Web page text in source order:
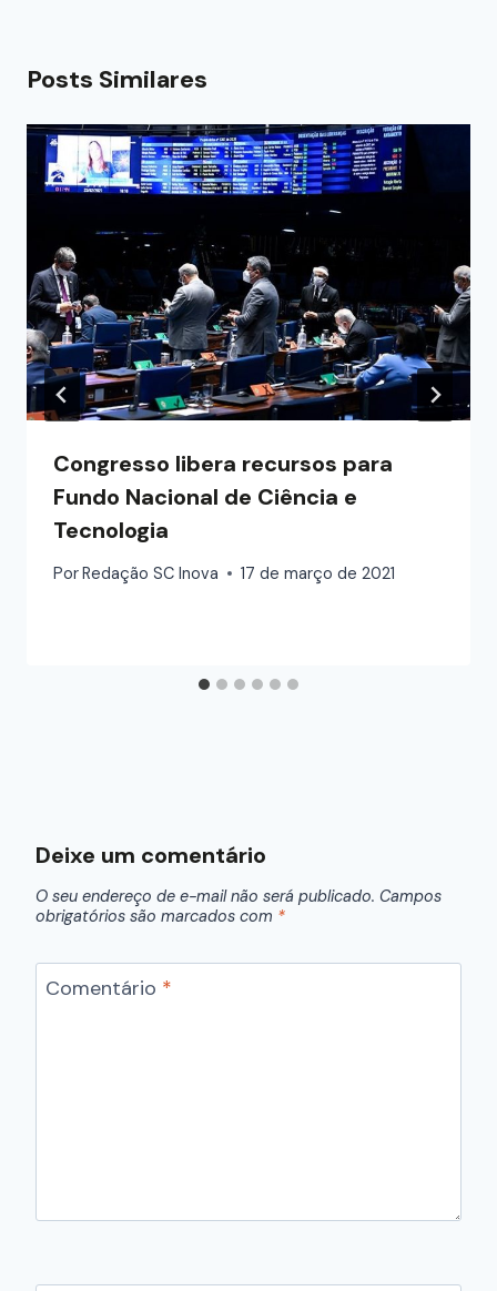
Posts Similares
Congresso libera recursos para
Fundo Nacional de Ciência e
Tecnologia
PorRedação SC Inova 17 de março de 2021
Deixe um comentário
O seu endereço de e-mail não será publicado. Campos
obrigatórios são marcados com *
Comentário *